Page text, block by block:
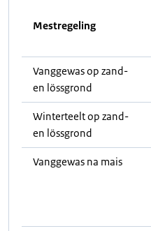
Mestregeling
Vanggewas op zand-
en lössgrond
Winterteelt op zand-
en lössgrond
Vanggewas na mais